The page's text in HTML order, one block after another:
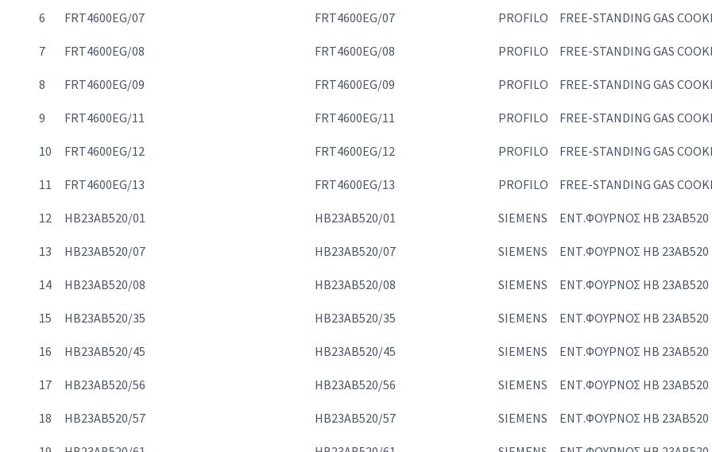
6 FRT4600EG/07 FRT4600EG/07 PROFILO FREE-STANDING GAS
7 FRT4600EG/08 FRT4600EG/08 PROFILO FREE-STANDING GAS
8 FRT4600EG/09 FRT4600EG/09 PROFILO FREE-STANDING GAS
9 FRT4600EG/11 FRT4600EG/11 PROFILO FREE-STANDING GAS
10 FRT4600EG/12 FRT4600EG/12 PROFILO FREE-STANDING GAS
11 FRT4600EG/13 FRT4600EG/13 PROFILO FREE-STANDING GAS
12 HB23AB520/01 HB23AB520/01 SIEMENS ΕΝΤ.ΦΟΥΡΝΟΣ HB 23AB520
13 HB23AB520/07 HB23AB520/07 SIEMENS ΕΝΤ.ΦΟΥΡΝΟΣ HB 23AB520
14 HB23AB520/08 HB23AB520/08 SIEMENS ΕΝΤ.ΦΟΥΡΝΟΣ HB 23AB520
15 HB23AB520/35 HB23AB520/35 SIEMENS ΕΝΤ.ΦΟΥΡΝΟΣ HB 23AB520
16 HB23AB520/45 HB23AB520/45 SIEMENS ΕΝΤ.ΦΟΥΡΝΟΣ HB 23AB520
17 HB23AB520/56 HB23AB520/56 SIEMENS ΕΝΤ.ΦΟΥΡΝΟΣ HB 23AB520
18 HB23AB520/57 HB23AB520/57 SIEMENS ΕΝΤ.ΦΟΥΡΝΟΣ HB 23AB520